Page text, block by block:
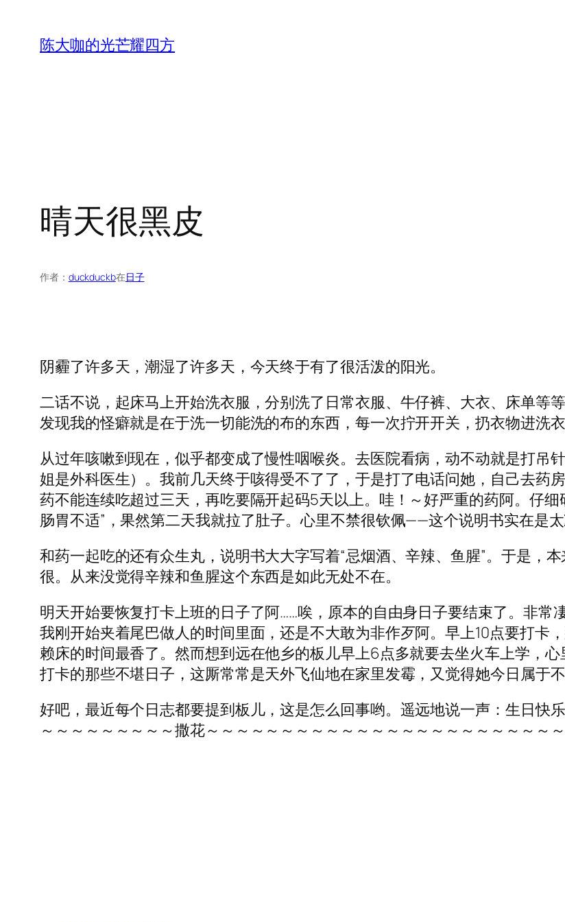
陈大咖的光芒耀四方
晴天很黑皮
作者： duckduckb在日子
阴霾了许多天，潮湿了许多天，今天终于有了很活泼的阳光。
二话不说，起床马上开始洗衣服，分别洗了日常衣服、牛仔裤、大衣、床单等
发现我的怪癖就是在于洗一切能洗的布的东西，每一次拧开开关，扔衣物进洗
从过年咳嗽到现在，似乎都变成了慢性咽喉炎。去医院看病，动不动就是打吊
姐是外科医生）。我前几天终于咳得受不了了，于是打了电话问她，自己去药
药不能连续吃超过三天，再吃要隔开起码5天以上。哇！～好严重的药阿。仔
肠胃不适”，果然第二天我就拉了肚子。心里不禁很钦佩——这个说明书实在是太
和药一起吃的还有众生丸，说明书大大字写着“忌烟酒、辛辣、鱼腥”。于是，
很。从来没觉得辛辣和鱼腥这个东西是如此无处不在。
明天开始要恢复打卡上班的日子了阿……唉，原本的自由身日子要结束了。非常
我刚开始夹着尾巴做人的时间里面，还是不大敢为非作歹阿。早上10点要打卡
赖床的时间最香了。然而想到远在他乡的板儿早上6点多就要去坐火车上学，
打卡的那些不堪日子，这厮常常是天外飞仙地在家里发霉，又觉得她今日属于不
好吧，最近每个日志都要提到板儿，这是怎么回事哟。遥远地说一声：生日快
～～～～～～～～～撒花～～～～～～～～～～～～～～～～～～～～～～～